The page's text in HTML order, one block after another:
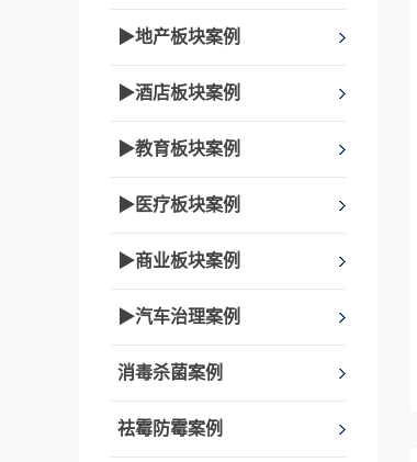
▶地产板块案例
▶酒店板块案例
▶教育板块案例
▶医疗板块案例
▶商业板块案例
▶汽车治理案例
消毒杀菌案例
祛霉防霉案例